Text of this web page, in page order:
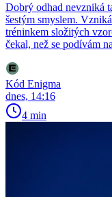
Dobrý odhad nevzniká
šestým smyslem.
tréninkem složitých
čekal, než se podívám
Kód Enigma
dnes, 14:16
4 min